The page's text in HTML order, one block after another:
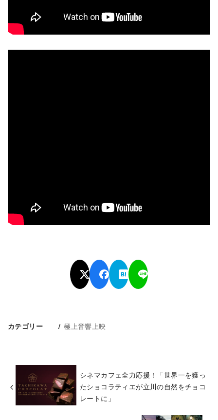
カテゴリー 極上音響上映
シネマカフェ全力応援！「世界一を獲っ
たショコラティエが立川の自然をチョコ
レートに」